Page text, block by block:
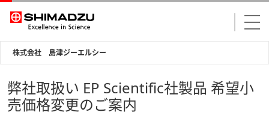
株式会社 島津ジーエルシー
弊社取扱い EP Scientific社製品 希望小
売価格変更のご案内